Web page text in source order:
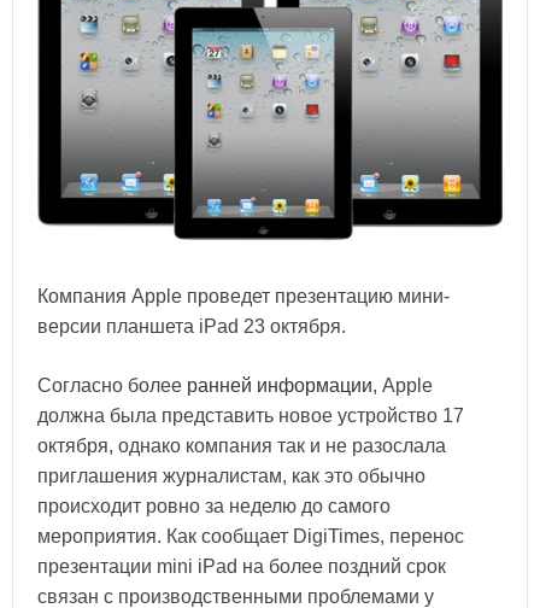
Компания Apple проведет презентацию мини-
версии планшета iPad 23 октября.
Согласно более ранней информации, Apple
должна была представить новое устройство 17
октября, однако компания так и не разослала
приглашения журналистам, как это обычно
происходит ровно за неделю до самого
мероприятия. Как сообщает DigiTimes, перенос
презентации mini iPad на более поздний срок
связан с производственными проблемами у